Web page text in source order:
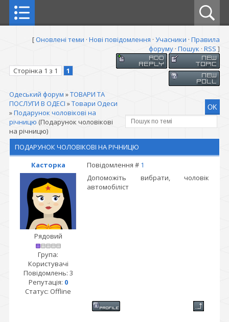
[Оновлені теми · Нові повідомлення · Учасники · Правила
форуму · Пошук · RSS ]
Сторінка 1 з 1 1
Одеський форум »ТОВАРИ ТА
ПОСЛУГИ В ОДЕСІ »Товари Одеси
»Подарунок чоловікові на
річницю (Подарунок чоловікові
на річницю)
ПОДАРУНОК ЧОЛОВІКОВІ НА РІЧНИЦЮ
Касторка
Повідомлення # 1
Рядовий
Група:
Користувачі
Повідомлень: 3
Репутація: 0
Статус: Offline
Допоможіть вибрати, чоловік
автомобіліст